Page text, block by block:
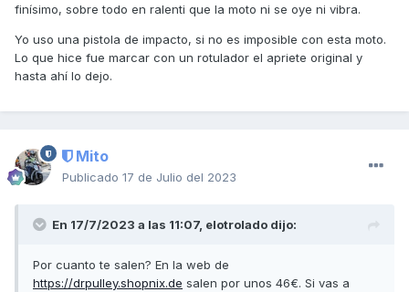
finísimo, sobre todo en ralenti que la moto ni se oye ni vibra.
Yo uso una pistola de impacto, si no es imposible con esta moto.
Lo que hice fue marcar con un rotulador el apriete original y
hasta ahí lo dejo.
Mito
Publicado 17 de Julio del 2023
En 17/7/2023 a las 11:07, elotrolado dijo:
Por cuanto te salen? En la web de
https://drpulley.shopnix.de salen por unos 46€. Si vas a